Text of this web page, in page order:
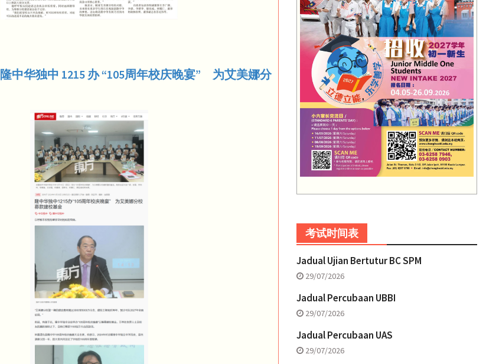
隆中华独中 1215 办 “105周年校庆晚宴” 为艾美娜分
考试时间表
Jadual Ujian Bertutur BC SPM
29/07/2026
Jadual Percubaan UBBI
29/07/2026
Jadual Percubaan UAS
29/07/2026